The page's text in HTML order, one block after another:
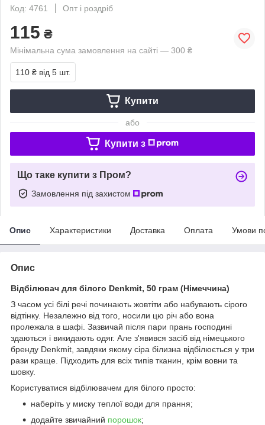
Код: 4761
Опт і роздріб
115 ₴
Мінімальна сума замовлення на сайті — 300 ₴
110 ₴ від 5 шт.
Купити
або
Купити з
Що таке купити з Пром?
Замовлення під захистом
Опис Характеристики Доставка Оплата Умови
Опис
Відбілювач для білого Denkmit, 50 грам (Німеччина)
З часом усі білі речі починають жовтіти або набувають сірого
відтінку. Незалежно від того, носили цю річ або вона
пролежала в шафі. Зазвичай після пари прань господині
здаються і викидають одяг. Але з'явився засіб від німецького
бренду Denkmit, завдяки якому сіра білизна відбілюється у три
рази краще. Підходить для всіх типів тканин, крім вовни та
шовку.
Користуватися відбілювачем для білого просто:
наберіть у миску теплої води для прання;
додайте звичайний порошок;